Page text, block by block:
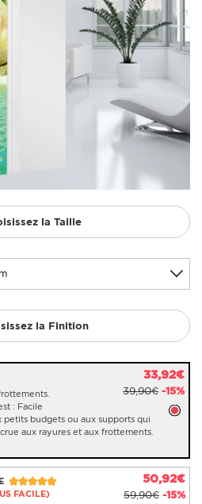
la Taille
la Finition
33,92€
39,90€ -15%
: Facile
budgets ou aux supports qui
aux rayures et aux frottements.
FACILE)
50,92€
59,90€ -15%